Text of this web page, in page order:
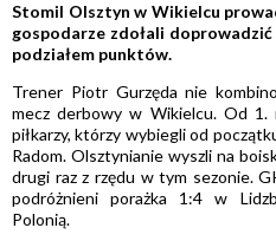
Stomil Olsztyn w Wikielcu
gospodarze zdołali
podziałem punktów.
Trener Piotr Gurzęda nie
mecz derbowy w Wikielcu. Od 1.
piłkarzy, którzy wybiegli od
Radom. Olsztynianie wyszli na
drugi raz z rzędu w tym sezonie.
podróżnieni porażka 1:4 w
Polonią.